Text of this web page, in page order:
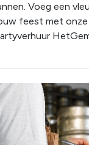
Voeg een
feest met